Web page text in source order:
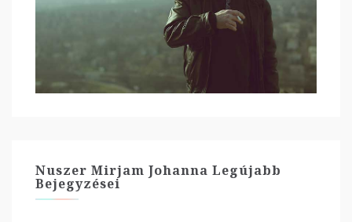
Nuszer Mirjam Johanna Legújabb
Bejegyzései